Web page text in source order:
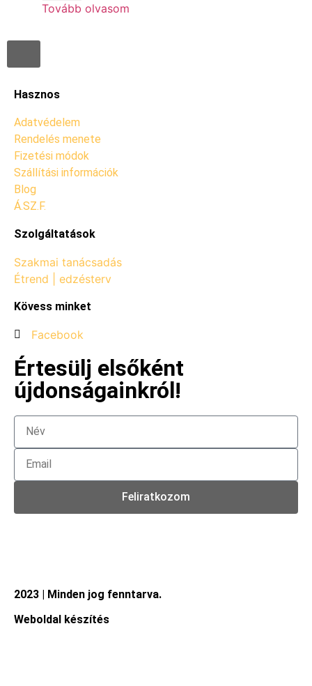
Tovább olvasom
Hasznos
Adatvédelem
Rendelés menete
Fizetési módok
Szállítási információk
Blog
Á.SZ.F.
Szolgáltatások
Szakmai tanácsadás
Étrend | edzésterv
Kövess minket
Facebook
Értesülj elsőként
újdonságainkról!
Feliratkozom
2023 | Minden jog fenntarva.
Weboldal készítés